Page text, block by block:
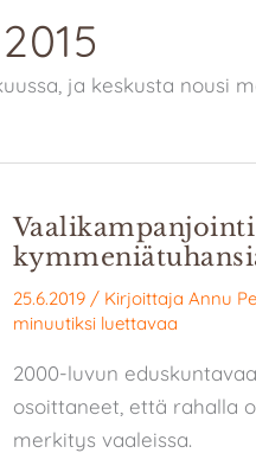
ja keskusta nousi
25.6.2019 / Kirjoittaja Annu
minuutiksi luettavaa
2000-luvun
osoittaneet, että rahalla
merkitys vaaleissa.